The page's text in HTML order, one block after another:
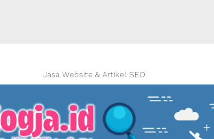
Jasa Website & Artikel SEO